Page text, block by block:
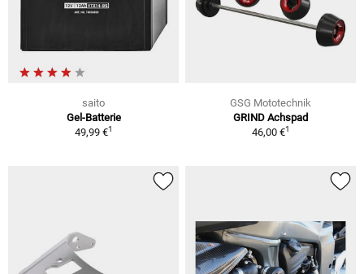
saito
Gel-Batterie
49,99 €1
GSG Mototechnik
GRIND Achspad
46,00 €1